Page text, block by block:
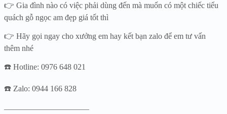
👉 Gia đình nào có việc phải dùng đến mà muốn có một chiếc tiểu
quách gỗ ngọc am đẹp giá tốt thì
👉 Hãy gọi ngay cho xưởng em hay kết bạn zalo để em tư vấn
thêm nhé
☎️ Hotline: 0976 648 021
☎️ Zalo: 0944 166 828
——————————–